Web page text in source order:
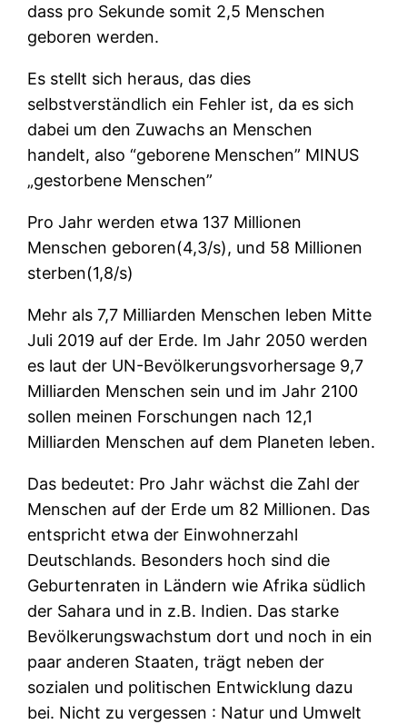
dass pro Sekunde somit 2,5 Menschen
geboren werden.
Es stellt sich heraus, das dies
selbstverständlich ein Fehler ist, da es sich
dabei um den Zuwachs an Menschen
handelt, also “geborene Menschen” MINUS
„gestorbene Menschen”
Pro Jahr werden etwa 137 Millionen
Menschen geboren(4,3/s), und 58 Millionen
sterben(1,8/s)
Mehr als 7,7 Milliarden Menschen leben Mitte
Juli 2019 auf der Erde. Im Jahr 2050 werden
es laut der UN-Bevölkerungsvorhersage 9,7
Milliarden Menschen sein und im Jahr 2100
sollen meinen Forschungen nach 12,1
Milliarden Menschen auf dem Planeten leben.
Das bedeutet: Pro Jahr wächst die Zahl der
Menschen auf der Erde um 82 Millionen. Das
entspricht etwa der Einwohnerzahl
Deutschlands. Besonders hoch sind die
Geburtenraten in Ländern wie Afrika südlich
der Sahara und in z.B. Indien. Das starke
Bevölkerungswachstum dort und noch in ein
paar anderen Staaten, trägt neben der
sozialen und politischen Entwicklung dazu
bei. Nicht zu vergessen : Natur und Umwelt